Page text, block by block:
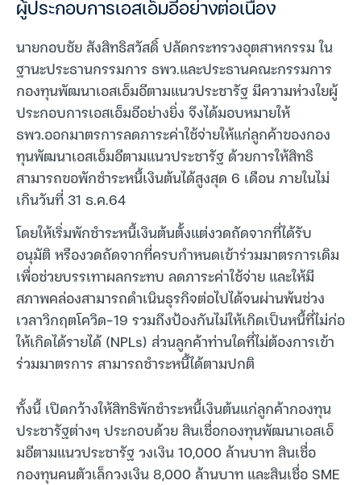
ผู้ประกอบการเอสเอ็มอีอย่างต่อเนื่อง
นายกอบชัย สังสิทธิสวัสดิ์ ปลัดกระทรวงอุตสาหกรรม ใน
ฐานะประธานกรรมการ ธพว.และประธานคณะกรรมการ
กองทุนพัฒนาเอสเอ็มอีตามแนวประชารัฐ มีความห่วงใยผู้
ประกอบการเอสเอ็มอีอย่างยิ่ง จึงได้มอบหมายให้
ธพว.ออกมาตรการลดภาระค่าใช้จ่ายให้แก่ลูกค้าของกอง
ทุนพัฒนาเอสเอ็มอีตามแนวประชารัฐ ด้วยการให้สิทธิ
สามารถขอพักชำระหนี้เงินต้นได้สูงสุด 6 เดือน ภายในไม่
เกินวันที่ 31 ธ.ค.64
โดยให้เริ่มพักชำระหนี้เงินต้นตั้งแต่งวดถัดจากที่ได้รับ
อนุมัติ หรืองวดถัดจากที่ครบกำหนดเข้าร่วมมาตรการเดิม
เพื่อช่วยบรรเทาผลกระทบ ลดภาระค่าใช้จ่าย และให้มี
สภาพคล่องสามารถดำเนินธุรกิจต่อไปได้จนผ่านพ้นช่วง
เวลาวิกฤตโควิด-19 รวมถึงป้องกันไม่ให้เกิดเป็นหนี้ที่ไม่ก่อ
ให้เกิดได้รายได้ (NPLs) ส่วนลูกค้าท่านใดที่ไม่ต้องการเข้า
ร่วมมาตรการ สามารถชำระหนี้ได้ตามปกติ
ทั้งนี้ เปิดกว้างให้สิทธิพักชำระหนี้เงินต้นแก่ลูกค้ากองทุน
ประชารัฐต่างๆ ประกอบด้วย สินเชื่อกองทุนพัฒนาเอสเอ็
มอีตามแนวประชารัฐ วงเงิน 10,000 ล้านบาท สินเชื่อ
กองทุนคนตัวเล็กวงเงิน 8,000 ล้านบาท และสินเชื่อ SME